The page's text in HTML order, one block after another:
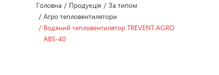
Головна / Продукція / За типом
/ Агро тепловентилятори
/ Водяний тепловентилятор TREVENT AGRO
ABS-40